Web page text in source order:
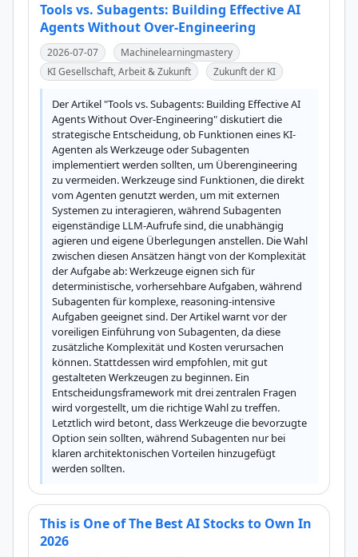
Tools vs. Subagents: Building Effective AI
Agents Without Over-Engineering
2026-07-07
Machinelearningmastery
KI Gesellschaft, Arbeit & Zukunft
Zukunft der KI
Der Artikel "Tools vs. Subagents: Building Effective AI
Agents Without Over-Engineering" diskutiert die
strategische Entscheidung, ob Funktionen eines KI-
Agenten als Werkzeuge oder Subagenten
implementiert werden sollten, um Überengineering
zu vermeiden. Werkzeuge sind Funktionen, die direkt
vom Agenten genutzt werden, um mit externen
Systemen zu interagieren, während Subagenten
eigenständige LLM-Aufrufe sind, die unabhängig
agieren und eigene Überlegungen anstellen. Die Wahl
zwischen diesen Ansätzen hängt von der Komplexität
der Aufgabe ab: Werkzeuge eignen sich für
deterministische, vorhersehbare Aufgaben, während
Subagenten für komplexe, reasoning-intensive
Aufgaben geeignet sind. Der Artikel warnt vor der
voreiligen Einführung von Subagenten, da diese
zusätzliche Komplexität und Kosten verursachen
können. Stattdessen wird empfohlen, mit gut
gestalteten Werkzeugen zu beginnen. Ein
Entscheidungsframework mit drei zentralen Fragen
wird vorgestellt, um die richtige Wahl zu treffen.
Letztlich wird betont, dass Werkzeuge die bevorzugte
Option sein sollten, während Subagenten nur bei
klaren architektonischen Vorteilen hinzugefügt
werden sollten.
This is One of The Best AI Stocks to Own In
2026